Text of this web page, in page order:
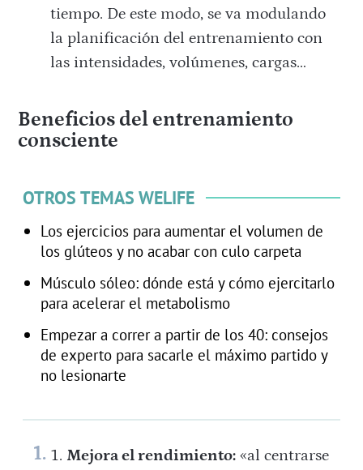
tiempo. De este modo, se va modulando
la planificación del entrenamiento con
las intensidades, volúmenes, cargas…
Beneficios del entrenamiento
consciente
OTROS TEMAS WELIFE
Los ejercicios para aumentar el volumen de
los glúteos y no acabar con culo carpeta
Músculo sóleo: dónde está y cómo ejercitarlo
para acelerar el metabolismo
Empezar a correr a partir de los 40: consejos
de experto para sacarle el máximo partido y
no lesionarte
Mejora el rendimiento:«al centrarse